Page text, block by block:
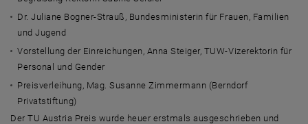
Dr. Juliane Bogner-Strauß, Bundesministerin für Frauen, Familien
und Jugend
Vorstellung der Einreichungen, Anna Steiger, TUW-Vizerektorin für
Personal und Gender
Preisverleihung, Mag. Susanne Zimmermann (Berndorf
Privatstiftung)
Der TU Austria Preis wurde heuer erstmals ausgeschrieben und